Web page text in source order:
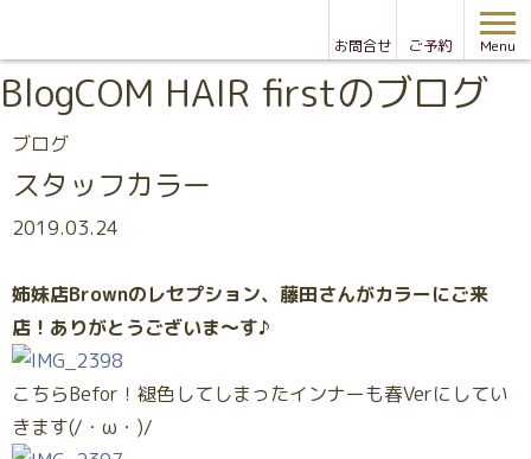
お問合せ ご予約 Menu
BlogCOM HAIR firstのブログ
ブログ
スタッフカラー
2019.03.24
姉妹店Brownのレセプション、藤田さんがカラーにご来
店！ありがとうございま～す♪
こちらBefor！褪色してしまったインナーも春Verにしてい
きます(/・ω・)/